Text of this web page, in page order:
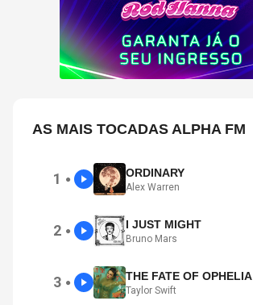
AS MAIS TOCADAS ALPHA FM
1 ● ORDINARY
Alex Warren
2 ● I JUST MIGHT
Bruno Mars
3 ● THE FATE OF OPHELIA
Taylor Swift